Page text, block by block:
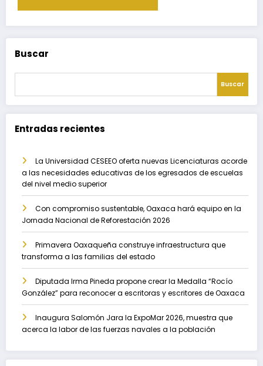
Buscar
Buscar
Entradas recientes
La Universidad CESEEO oferta nuevas Licenciaturas acorde
a las necesidades educativas de los egresados de escuelas
del nivel medio superior
Con compromiso sustentable, Oaxaca hará equipo en la
Jornada Nacional de Reforestación 2026
Primavera Oaxaqueña construye infraestructura que
transforma a las familias del estado
Diputada Irma Pineda propone crear la Medalla “Rocío
González” para reconocer a escritoras y escritores de Oaxaca
Inaugura Salomón Jara la ExpoMar 2026, muestra que
acerca la labor de las fuerzas navales a la población